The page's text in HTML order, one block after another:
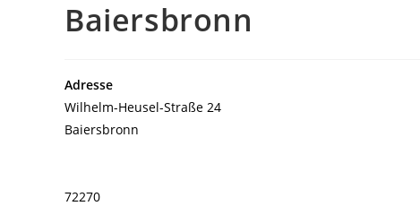
Baiersbronn
Adresse
Wilhelm-Heusel-Straße 24
Baiersbronn
72270